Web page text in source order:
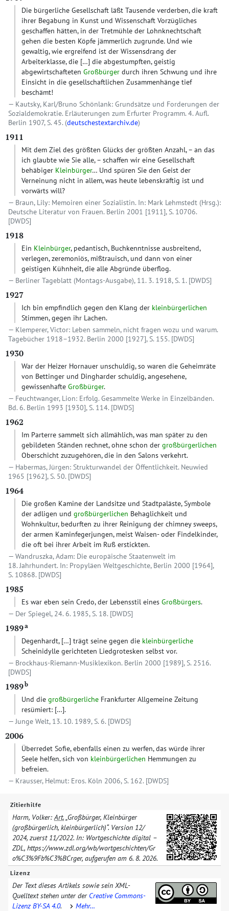
Die bürgerliche Gesellschaft läßt Tausende verderben, die kraft
ihrer Begabung in Kunst und Wissenschaft Vorzügliches
geschaffen hätten, in der Tretmühle der Lohnknechtschaft
gehen die besten Köpfe jämmerlich zugrunde. Und wie
gewaltig, wie ergreifend ist der Wissensdrang der
Arbeiterklasse, die […] die abgestumpften, geistig
abgewirtschafteten Großbürger durch ihren Schwung und ihre
Einsicht in die gesellschaftlichen Zusammenhänge tief
beschämt!
Kautsky, Karl/Bruno Schönlank: Grundsätze und Forderungen der
Sozialdemokratie. Erläuterungen zum Erfurter Programm. 4. Aufl.
Berlin 1907, S. 45. (deutschestextarchiv.de)
1911
Mit dem Ziel des größten Glücks der größten Anzahl, – an das
ich glaubte wie Sie alle, – schaffen wir eine Gesellschaft
behäbiger Kleinbürger… Und spüren Sie den Geist der
Verneinung nicht in allem, was heute lebenskräftig ist und
vorwärts will?
Braun, Lily: Memoiren einer Sozialistin. In: Mark Lehmstedt (Hrsg.):
Deutsche Literatur von Frauen. Berlin 2001 [1911], S. 10706.
[DWDS]
1918
Ein Kleinbürger, pedantisch, Buchkenntnisse ausbreitend,
verlegen, zeremoniös, mißtrauisch, und dann von einer
geistigen Kühnheit, die alle Abgründe überflog.
Berliner Tageblatt (Montags-Ausgabe), 11. 3. 1918, S. 1. [DWDS]
1927
Ich bin empfindlich gegen den Klang der kleinbürgerlichen
Stimmen, gegen ihr Lachen.
Klemperer, Victor: Leben sammeln, nicht fragen wozu und warum.
Tagebücher 1918–1932. Berlin 2000 [1927], S. 155. [DWDS]
1930
War der Heizer Hornauer unschuldig, so waren die Geheimräte
von Bettinger und Dingharder schuldig, angesehene,
gewissenhafte Großbürger.
Feuchtwanger, Lion: Erfolg. Gesammelte Werke in Einzelbänden.
Bd. 6. Berlin 1993 [1930], S. 114. [DWDS]
1962
Im Parterre sammelt sich allmählich, was man später zu den
gebildeten Ständen rechnet, ohne schon der großbürgerlichen
Oberschicht zuzugehören, die in den Salons verkehrt.
Habermas, Jürgen: Strukturwandel der Öffentlichkeit. Neuwied
1965 [1962], S. 50. [DWDS]
1964
Die großen Kamine der Landsitze und Stadtpaläste, Symbole
der adligen und großbürgerlichen Behaglichkeit und
Wohnkultur, bedurften zu ihrer Reinigung der chimney sweeps,
der armen Kaminfegerjungen, meist Waisen- oder Findelkinder,
die oft bei ihrer Arbeit im Ruß erstickten.
Wandruszka, Adam: Die europäische Staatenwelt im
18. Jahrhundert. In: Propyläen Weltgeschichte, Berlin 2000 [1964],
S. 10868. [DWDS]
1985
Es war eben sein Credo, der Lebensstil eines Großbürgers.
Der Spiegel, 24. 6. 1985, S. 18. [DWDS]
1989a
Degenhardt, […] trägt seine gegen die kleinbürgerliche
Scheinidylle gerichteten Liedgrotesken selbst vor.
Brockhaus-Riemann-Musiklexikon. Berlin 2000 [1989], S. 2516.
[DWDS]
1989b
Und die großbürgerliche Frankfurter Allgemeine Zeitung
resümiert: […].
Junge Welt, 13. 10. 1989, S. 6. [DWDS]
2006
Überredet Sofie, ebenfalls einen zu werfen, das würde ihrer
Seele helfen, sich von kleinbürgerlichen Hemmungen zu
befreien.
Krausser, Helmut: Eros. Köln 2006, S. 162. [DWDS]
Zitierhilfe
Harm, Volker:Art.„Großbürger, Kleinbürger
(großbürgerlich, kleinbürgerlich)“. Version 12/​
2024, zuerst 11/​2022. In: Wortgeschichte digital –
ZDL, https://www.zdl.org/​wb/​wortgeschichten/​Gr
o%C3%9Fb%C3%BCrger, aufgerufen am 6. 8. 2026.
Lizenz
Der Text dieses Artikels sowie sein XML-
Quelltext stehen unter der Creative Commons-
Lizenz BY-SA 4.0. Mehr…